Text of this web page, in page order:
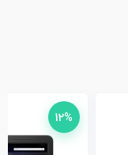
12%